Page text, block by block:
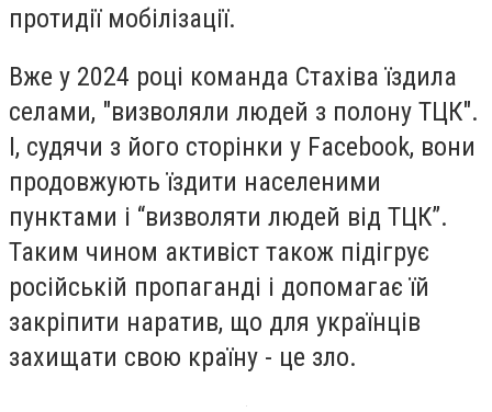
протидії мобілізації.
Вже у 2024 році команда Стахіва їздила
селами, "визволяли людей з полону ТЦК".
І, судячи з його сторінки у Facebook, вони
продовжують їздити населеними
пунктами і “визволяти людей від ТЦК”.
Таким чином активіст також підігрує
російській пропаганді і допомагає їй
закріпити наратив, що для українців
захищати свою країну - це зло.